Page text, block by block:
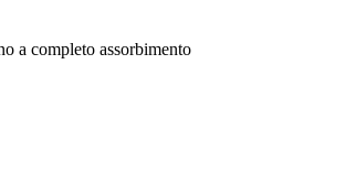
a completo assorbimento